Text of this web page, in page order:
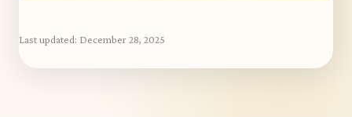
Last updated: December 28, 2025